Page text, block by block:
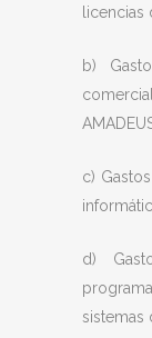
licencias
b)
c)
d)
sistemas